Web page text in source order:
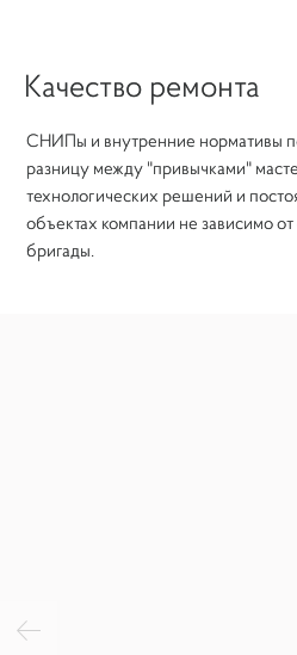
Качество ремонта
СНИПы и внутренние нормативы
разницу между "привычками"
технологических решений и
объектах компании не зависимо от
бригады.